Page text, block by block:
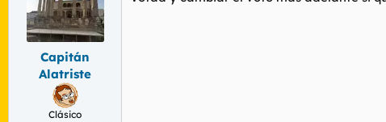
Capitán
Alatriste
Clásico